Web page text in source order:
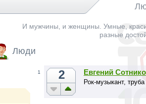
И мужчины, и женщины. Умные,
разные
Люди
1 2 Евгений
Рок-музыкант,